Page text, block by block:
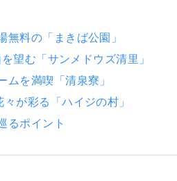
無料の「まきば公園」
望む「サンメドウズ清里」
ムを満喫「清泉寮」
が彩る「ハイジの村」
るポイント